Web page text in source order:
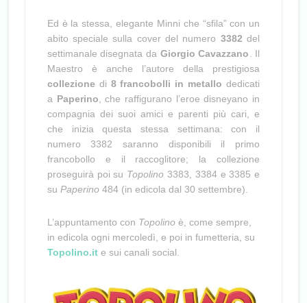
Ed è la stessa, elegante Minni che “sfila” con un
abito speciale sulla cover del numero 3382 del
settimanale disegnata da Giorgio Cavazzano . Il
Maestro è anche l’autore della prestigiosa
collezione di 8 francobolli in metallo dedicati
a Paperino , che raffigurano l’eroe disneyano in
compagnia dei suoi amici e parenti più cari, e
che inizia questa stessa settimana: con il
numero 3382 saranno disponibili il primo
francobollo e il raccoglitore; la collezione
proseguirà poi su Topolino 3383, 3384 e 3385 e
su Paperino484 (in edicola dal 30 settembre).
L’appuntamento con Topolinoè, come sempre,
in edicola ogni mercoledì, e poi in fumetteria, su
Topolino.ite sui canali social.